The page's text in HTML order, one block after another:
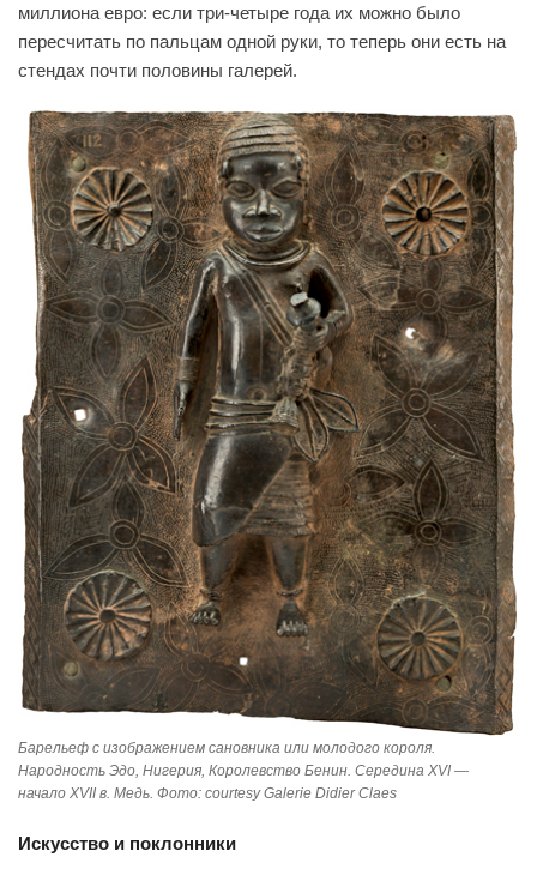
миллиона евро: если три-четыре года их можно было
пересчитать по пальцам одной руки, то теперь они есть на
стендах почти половины галерей.
Барельеф с изображением сановника или молодого короля.
Народность Эдо, Нигерия, Королевство Бенин. Середина XVI —
начало XVII в. Медь. Фото: courtesy Galerie Didier Claes
Искусство и поклонники